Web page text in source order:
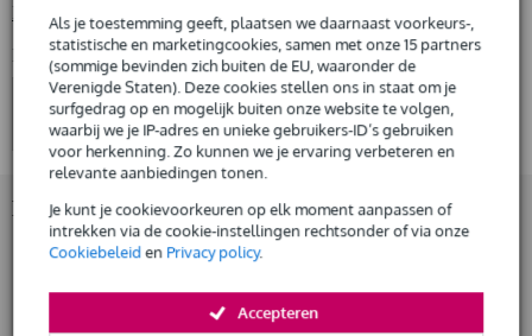
Als je toestemming geeft, plaatsen we daarnaast voorkeurs-,
statistische en marketingcookies, samen met onze 15 partners
(sommige bevinden zich buiten de EU, waaronder de
Verenigde Staten). Deze cookies stellen ons in staat om je
surfgedrag op en mogelijk buiten onze website te volgen,
waarbij we je IP-adres en unieke gebruikers-ID’s gebruiken
voor herkenning. Zo kunnen we je ervaring verbeteren en
relevante aanbiedingen tonen.
Je kunt je cookievoorkeuren op elk moment aanpassen of
intrekken via de cookie-instellingen rechtsonder of via onze
Cookiebeleiden Privacy policy.
Accepteren
Bekijk alle productspecificaties
Bekijk ook eens (4)
Bekijk ook eens (1)